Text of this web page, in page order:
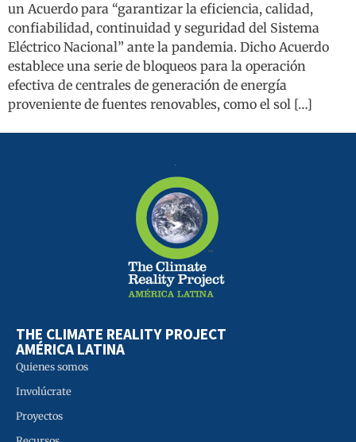
un Acuerdo para “garantizar la eficiencia, calidad,
confiabilidad, continuidad y seguridad del Sistema
Eléctrico Nacional” ante la pandemia. Dicho Acuerdo
establece una serie de bloqueos para la operación
efectiva de centrales de generación de energía
proveniente de fuentes renovables, como el sol […]
THE CLIMATE REALITY PROJECT
AMÉRICA LATINA
Quienes somos
Involúcrate
Proyectos